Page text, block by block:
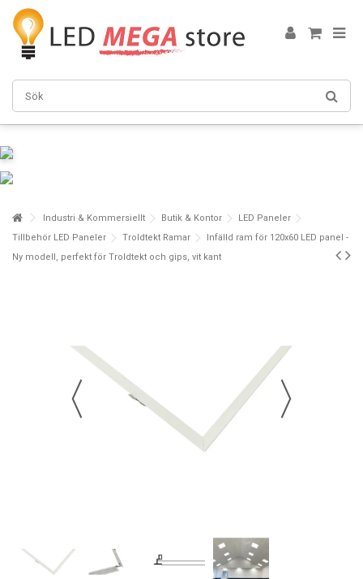
Industri & Kommersiellt Butik & Kontor
LED Paneler
Tillbehör LED Paneler
Troldtekt Ramar
Infälld ram för 120x60 LED panel -
Ny modell, perfekt för Troldtekt och gips, vit kant